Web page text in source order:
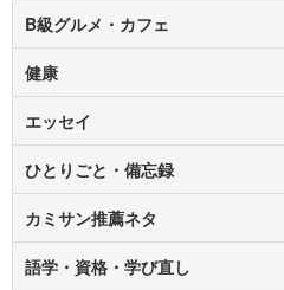
B級グルメ・カフェ
健康
エッセイ
ひとりごと・備忘録
カミサン推薦ネタ
語学・資格・学び直し